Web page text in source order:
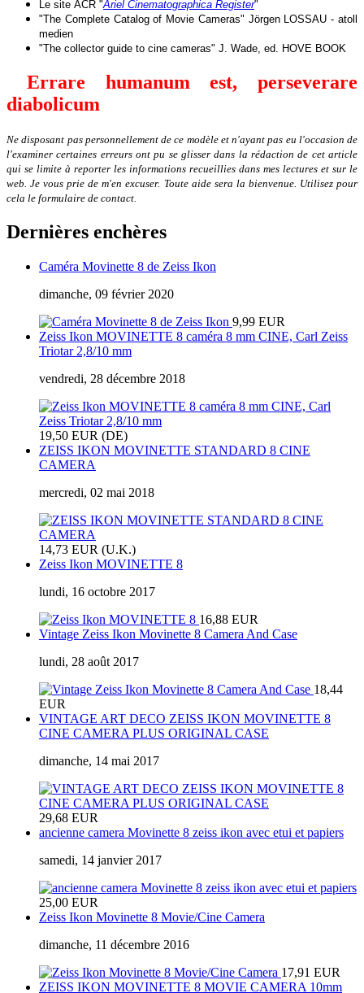
Le site ACR "Ariel Cinematographica Register"
"The Complete Catalog of Movie Cameras" Jörgen LOSSAU - atoll
medien
"The collector guide to cine cameras" J. Wade, ed. HOVE BOOK
Errare humanum est, perseverare
diabolicum
Ne disposant pas personnellement de ce modèle et n'ayant pas eu l'occasion de
l'examiner certaines erreurs ont pu se glisser dans la rédaction de cet article
qui se limite à reporter les informations recueillies dans mes lectures et sur le
web. Je vous prie de m'en excuser. Toute aide sera la bienvenue. Utilisez pour
cela le formulaire de contact.
Dernières enchères
Caméra Movinette 8 de Zeiss Ikon
dimanche, 09 février 2020
9,99 EUR
Zeiss Ikon MOVINETTE 8 caméra 8 mm CINE, Carl Zeiss
Triotar 2,8/10 mm
vendredi, 28 décembre 2018
19,50 EUR (DE)
ZEISS IKON MOVINETTE STANDARD 8 CINE
CAMERA
mercredi, 02 mai 2018
14,73 EUR (U.K.)
Zeiss Ikon MOVINETTE 8
lundi, 16 octobre 2017
16,88 EUR
Vintage Zeiss Ikon Movinette 8 Camera And Case
lundi, 28 août 2017
18,44
EUR
VINTAGE ART DECO ZEISS IKON MOVINETTE 8
CINE CAMERA PLUS ORIGINAL CASE
dimanche, 14 mai 2017
29,68 EUR
ancienne camera Movinette 8 zeiss ikon avec etui et papiers
samedi, 14 janvier 2017
25,00 EUR
Zeiss Ikon Movinette 8 Movie/Cine Camera
dimanche, 11 décembre 2016
17,91 EUR
ZEISS IKON MOVINETTE 8 MOVIE CAMERA 10mm